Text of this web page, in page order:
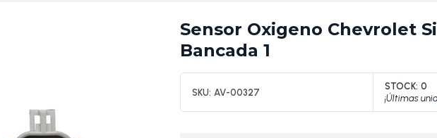
Sensor Oxigeno Chevrolet
Bancada 1
SKU: AV-00327
STOCK: 0
¡Últimas